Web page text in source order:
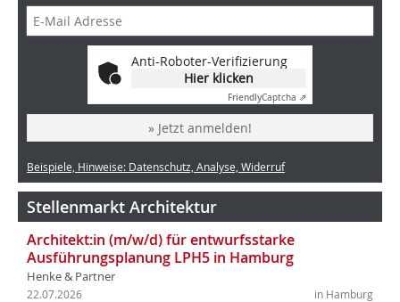
Anti-Roboter-Verifizierung
Hier klicken
FriendlyCaptcha ⇗
» Jetzt anmelden!
Beispiele, Hinweise: Datenschutz, Analyse, Widerruf
Stellenmarkt Architektur
Architekt:in (m/w/d) für entwurfsstarke
Ausführungsplanung LPH5 in Hamburg
Henke & Partner
in Hamburg
22.07.2026